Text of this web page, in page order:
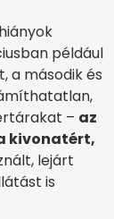
például
a második és
– az
kivonatért,
lejárt
is